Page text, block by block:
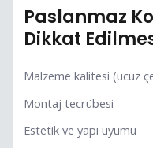
Paslanmaz
Dikkat
Malzeme kalitesi (ucuz
Montaj tecrübesi
Estetik ve yapı uyumu